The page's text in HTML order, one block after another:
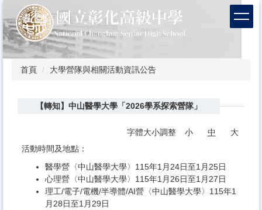
到
主
要
內
首頁 大學營隊與相關活動資訊公告
【轉知】中山醫學大學「2026學系探索營隊」
字體大小調整 小 中
大
活動時間及地點：
醫學營〈中山醫學大學〉115年1月24日至1月25日
心理營〈中山醫學大學〉115年1月26日至1月27日
理工/電子/電機/半導體/AI營〈中山醫學大學〉115年1
月28日至1月29日